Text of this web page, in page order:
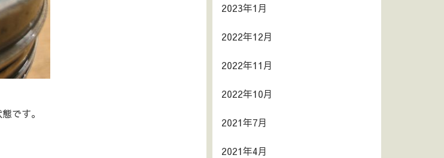
です。
2023年1月
2022年12月
2022年11月
2022年10月
2021年7月
2021年4月